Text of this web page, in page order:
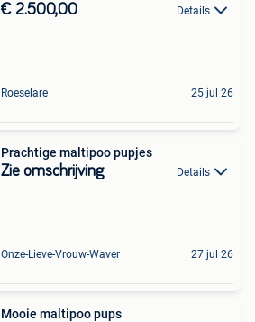
€ 2.500,00 Details
Roeselare 25 jul 26
Prachtige maltipoo pupjes
Zie omschrijving Details
Onze-Lieve-Vrouw-Waver 27 jul 26
Mooie maltipoo pups